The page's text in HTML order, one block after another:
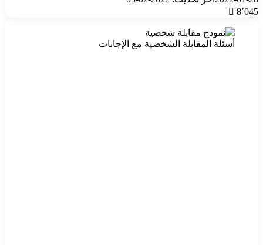
8٬045
أسئلة المقابلة الشخصية مع الإجابات